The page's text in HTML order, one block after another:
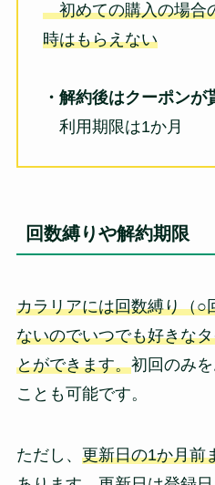
初めての購入の場合
時はもらえない
・解約後はクーポンが
利用期限は1か月
回数縛りや解約期限
カラリアには回数縛り（○
ないのでいつでも好きな
とができます。初回のみ
ことも可能です。
ただし、 更新日の1か月前